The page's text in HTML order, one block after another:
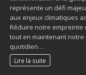
représente un défi
aux enjeux climatiques
Réduire notre empreinte
tout en maintenant notre
quotidien…
Lire la suite